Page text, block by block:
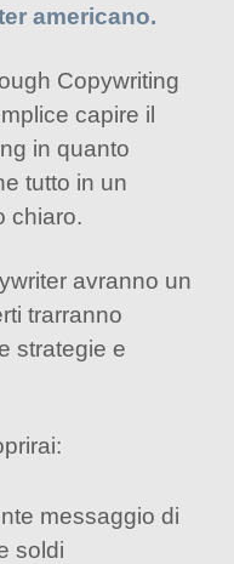
americano.
Copywriting
capire il
in quanto
tutto in un
chiaro.
avranno un
trarranno
strategie e
messaggio di
soldi